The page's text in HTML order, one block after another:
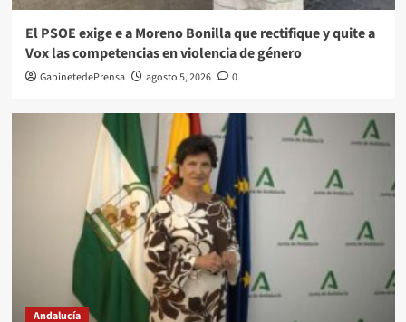
El PSOE exige e a Moreno Bonilla que rectifique y quite a
Vox las competencias en violencia de género
GabinetedePrensa agosto 5, 2026 0
Andalucía